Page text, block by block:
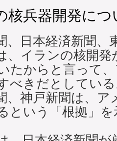
核兵器開発に
、日本経済新聞、
、イランの核開
たからと言って
べきだとしてい
、神戸新聞は、
という「根拠」